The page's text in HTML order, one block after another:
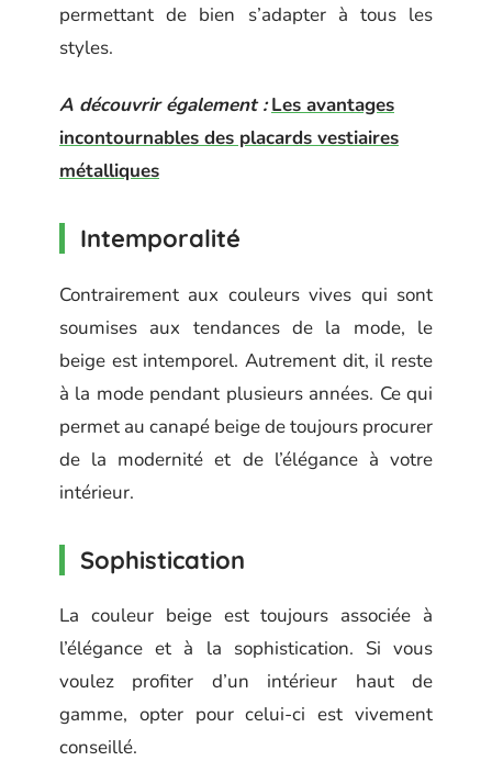
permettant de bien s’adapter à tous les
styles.
A découvrir également : Les avantages
incontournables des placards vestiaires
métalliques
Intemporalité
Contrairement aux couleurs vives qui sont
soumises aux tendances de la mode, le
beige est intemporel. Autrement dit, il reste
à la mode pendant plusieurs années. Ce qui
permet au canapé beige de toujours procurer
de la modernité et de l’élégance à votre
intérieur.
Sophistication
La couleur beige est toujours associée à
l’élégance et à la sophistication. Si vous
voulez profiter d’un intérieur haut de
gamme, opter pour celui-ci est vivement
conseillé.